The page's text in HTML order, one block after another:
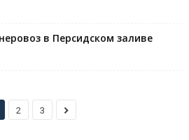
в Персидском заливе
2 3